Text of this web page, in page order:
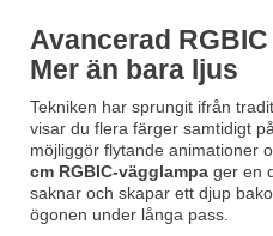
Avancerad
Mer än bara ljus
Tekniken har sprungit ifrån
visar du flera färger samtidigt
möjliggör flytande animationer
cm RGBIC-vägglampa ger en
saknar och skapar ett djup
ögonen under långa pass.